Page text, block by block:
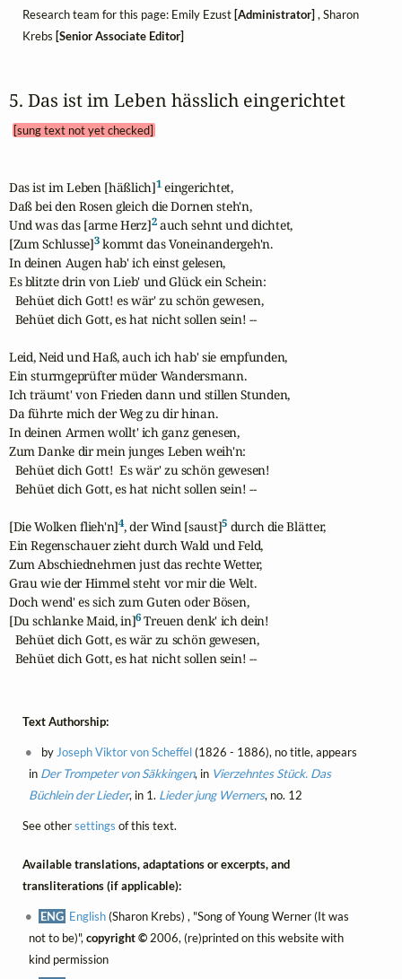
Research team for this page: Emily Ezust[Administrator], Sharon
Krebs [Senior Associate Editor]
5. Das ist im Leben hässlich eingerichtet
[sung text not yet checked]
Das ist im Leben [häßlich]1 eingerichtet,
Daß bei den Rosen gleich die Dornen steh'n,
Und was das [arme Herz]2 auch sehnt und dichtet,
[Zum Schlusse]3 kommt das Voneinandergeh'n.
In deinen Augen hab' ich einst gelesen,
Es blitzte drin von Lieb' und Glück ein Schein:
  Behüet dich Gott! es wär' zu schön gewesen,
  Behüet dich Gott, es hat nicht sollen sein! --
Leid, Neid und Haß, auch ich hab' sie empfunden,
Ein sturmgeprüfter müder Wandersmann.
Ich träumt' von Frieden dann und stillen Stunden,
Da führte mich der Weg zu dir hinan.
In deinen Armen wollt' ich ganz genesen,
Zum Danke dir mein junges Leben weih'n:
  Behüet dich Gott!  Es wär' zu schön gewesen!
  Behüet dich Gott, es hat nicht sollen sein! --
[Die Wolken flieh'n]4, der Wind [saust]5 durch die Blätter,
Ein Regenschauer zieht durch Wald und Feld,
Zum Abschiednehmen just das rechte Wetter,
Grau wie der Himmel steht vor mir die Welt.
Doch wend' es sich zum Guten oder Bösen,
[Du schlanke Maid, in]6 Treuen denk' ich dein!
  Behüet dich Gott, es wär zu schön gewesen,
  Behüet dich Gott, es hat nicht sollen sein! --
Text Authorship:
byJoseph Viktor von Scheffel(1826 - 1886), no title, appears
in Der Trompeter von Säkkingen, in Vierzehntes Stück. Das
Büchlein der Lieder, in 1. Lieder jung Werners, no. 12
See othersettings of this text.
Available translations, adaptations or excerpts, and
transliterations (if applicable):
ENG English(Sharon Krebs) , "Song of Young Werner (It was
not to be)", copyright ©2006, (re)printed on this website with
kind permission